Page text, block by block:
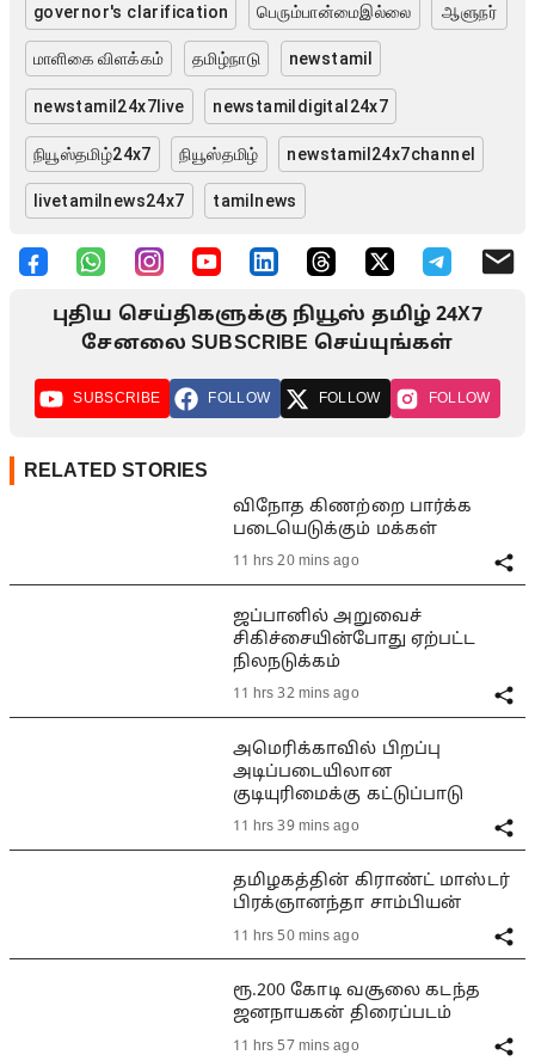
governor's clarification பெரும்பான்மைஇல்லை ஆளுநர்
மாளிகை விளக்கம் தமிழ்நாடு newstamil
newstamil24x7live newstamildigital24x7
நியூஸ்தமிழ்24x7 நியூஸ்தமிழ் newstamil24x7channel
livetamilnews24x7 tamilnews
புதிய செய்திகளுக்கு நியூஸ் தமிழ் 24X7
சேனலை SUBSCRIBE செய்யுங்கள்
SUBSCRIBE FOLLOW FOLLOW FOLLOW
RELATED STORIES
விநோத கிணற்றை பார்க்க
படையெடுக்கும் மக்கள்
11 hrs 20 mins ago
ஜப்பானில் அறுவைச்
சிகிச்சையின்போது ஏற்பட்ட
நிலநடுக்கம்
11 hrs 32 mins ago
அமெரிக்காவில் பிறப்பு
அடிப்படையிலான
குடியுரிமைக்கு கட்டுப்பாடு
11 hrs 39 mins ago
தமிழகத்தின் கிராண்ட் மாஸ்டர்
பிரக்ஞானந்தா சாம்பியன்
11 hrs 50 mins ago
ரூ.200 கோடி வசூலை கடந்த
ஜனநாயகன் திரைப்படம்
11 hrs 57 mins ago